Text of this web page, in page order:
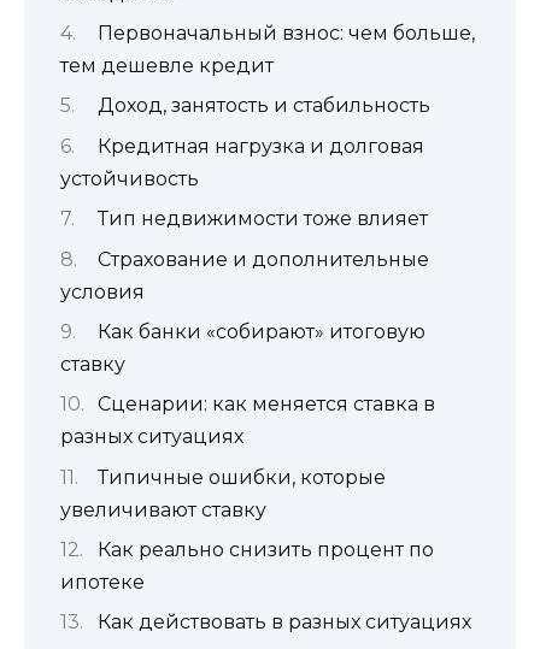
Первоначальный взнос: чем больше,
тем дешевле кредит
Доход, занятость и стабильность
Кредитная нагрузка и долговая
устойчивость
Тип недвижимости тоже влияет
Страхование и дополнительные
условия
Как банки «собирают» итоговую
ставку
Сценарии: как меняется ставка в
разных ситуациях
Типичные ошибки, которые
увеличивают ставку
Как реально снизить процент по
ипотеке
Как действовать в разных ситуациях